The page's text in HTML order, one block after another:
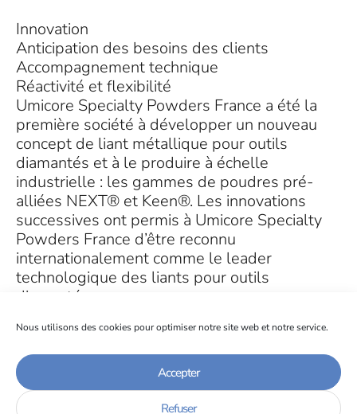
Nous utilisons des cookies pour optimiser notre site web et notre service.
Accepter
Refuser
Innovation
Anticipation des besoins des clients
Accompagnement technique
Réactivité et flexibilité
Umicore Specialty Powders France a été la
première société à développer un nouveau
concept de liant métallique pour outils
diamantés et à le produire à échelle
industrielle : les gammes de poudres pré-
alliées NEXT® et Keen®. Les innovations
successives ont permis à Umicore Specialty
Powders France d’être reconnu
internationalement comme le leader
technologique des liants pour outils
diamantés.
Certifié ISO9001, ISO14001 et
OHSAS18001, Umicore Specialty Powders
France fait de la qualité de ses produits, de la
sécurité de ses collaborateurs et de la